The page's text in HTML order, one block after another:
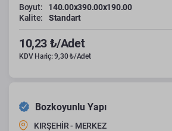
Boyut:
140.00x390.00x190.00
Kalite:
Standart
10,23 ₺/Adet
KDV Hariç: 9,30 ₺/Adet
Bozkoyunlu Yapı
KIRŞEHİR - MERKEZ